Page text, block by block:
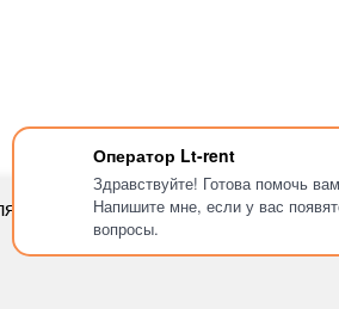
Оператор Lt-rent
Здравствуйте! Готова помочь
Напишите мне, если у вас
вопросы.
lt-rent.ru
Аренда оборудования
пользовательского